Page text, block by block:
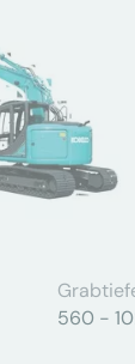
560 -